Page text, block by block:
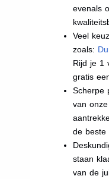
evenals
Veel
zoals:
Rijd je 1
gratis
Scherpe
van
de beste
staan
van de